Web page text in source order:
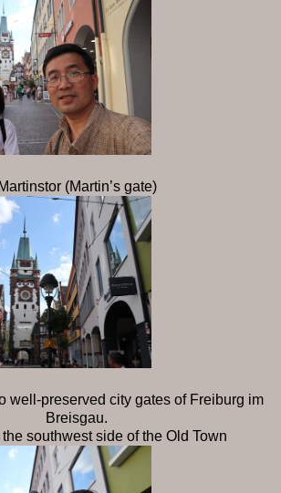
Martinstor (Martin’s gate)
well-preserved city gates of Freiburg im
Breisgau.
the southwest side of the Old Town